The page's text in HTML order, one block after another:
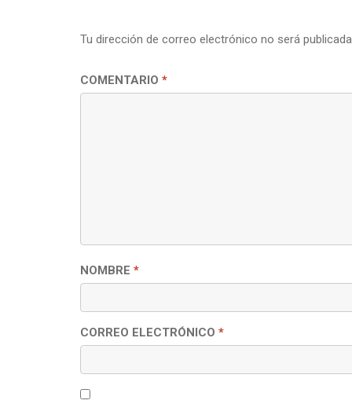
Tu dirección de correo electrónico no será publicada.
COMENTARIO *
NOMBRE *
CORREO ELECTRÓNICO *